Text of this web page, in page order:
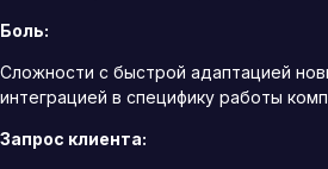
Боль:
Сложности с быстрой адаптацией
интеграцией в специфику работы
Запрос клиента: